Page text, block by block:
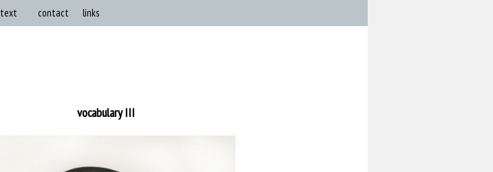
text contact links
vocabulary III